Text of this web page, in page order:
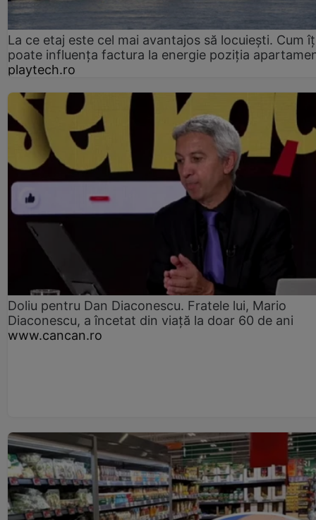
La ce etaj este cel mai avantajos să locuiești. Cum
poate influența factura la energie poziția
playtech.ro
Doliu pentru Dan Diaconescu. Fratele lui, Mario
Diaconescu, a încetat din viață la doar 60 de ani
www.cancan.ro